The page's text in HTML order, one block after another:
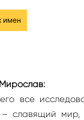
имен
все
– славящий мир,